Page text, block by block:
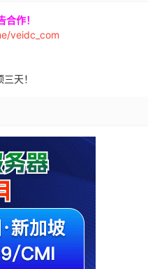
作！
veidc_com
天！